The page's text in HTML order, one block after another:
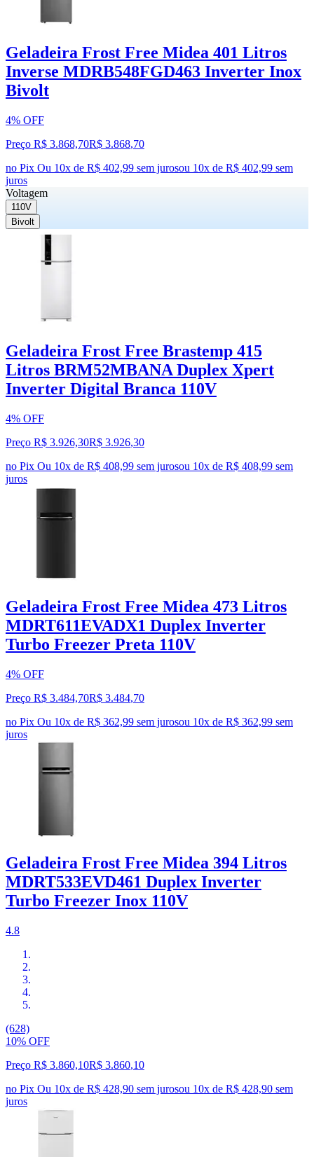
Geladeira Frost Free Midea 401 Litros
Inverse MDRB548FGD463 Inverter Inox
Bivolt
4% OFF
Preço R$ 3.868,70R$ 3.868,70
no Pix Ou 10x de R$ 402,99 sem jurosou 10x de R$ 402,99 sem
juros
Voltagem
110V
Bivolt
Geladeira Frost Free Brastemp 415
Litros BRM52MBANA Duplex Xpert
Inverter Digital Branca 110V
4% OFF
Preço R$ 3.926,30R$ 3.926,30
no Pix Ou 10x de R$ 408,99 sem jurosou 10x de R$ 408,99 sem
juros
Geladeira Frost Free Midea 473 Litros
MDRT611EVADX1 Duplex Inverter
Turbo Freezer Preta 110V
4% OFF
Preço R$ 3.484,70R$ 3.484,70
no Pix Ou 10x de R$ 362,99 sem jurosou 10x de R$ 362,99 sem
juros
Geladeira Frost Free Midea 394 Litros
MDRT533EVD461 Duplex Inverter
Turbo Freezer Inox 110V
4.8
(628)
10% OFF
Preço R$ 3.860,10R$ 3.860,10
no Pix Ou 10x de R$ 428,90 sem jurosou 10x de R$ 428,90 sem
juros